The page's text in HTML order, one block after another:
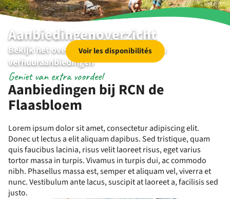
Aanbiedingenoverzicht
Bekijk het overzicht van de kampeer en
verhuuraanbiedingen
Voir les disponibilités
Aanbiedingen bij RCN de
Flaasbloem
Geniet van extra voordeel
Lorem ipsum dolor sit amet, consectetur adipiscing elit.
Donec ut lectus a elit aliquam dapibus. Sed tristique, quam
quis faucibus lacinia, risus velit laoreet risus, eget varius
tortor massa in turpis. Vivamus in turpis dui, ac commodo
nibh. Phasellus massa est, semper et aliquam vel, viverra et
nunc. Vestibulum ante lacus, suscipit at laoreet a, facilisis sed
justo.